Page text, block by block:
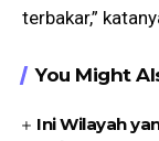
terbakar,”
You Might
Ini Wilayah